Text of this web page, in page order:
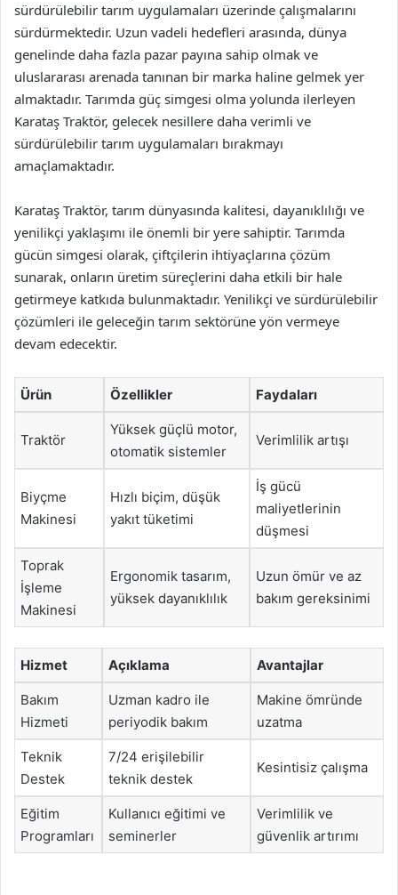
sürdürülebilir tarım uygulamaları üzerinde çalışmalarını
sürdürmektedir. Uzun vadeli hedefleri arasında, dünya
genelinde daha fazla pazar payına sahip olmak ve
uluslararası arenada tanınan bir marka haline gelmek yer
almaktadır. Tarımda güç simgesi olma yolunda ilerleyen
Karataş Traktör, gelecek nesillere daha verimli ve
sürdürülebilir tarım uygulamaları bırakmayı
amaçlamaktadır.
Karataş Traktör, tarım dünyasında kalitesi, dayanıklılığı ve
yenilikçi yaklaşımı ile önemli bir yere sahiptir. Tarımda
gücün simgesi olarak, çiftçilerin ihtiyaçlarına çözüm
sunarak, onların üretim süreçlerini daha etkili bir hale
getirmeye katkıda bulunmaktadır. Yenilikçi ve sürdürülebilir
çözümleri ile geleceğin tarım sektörüne yön vermeye
devam edecektir.
Ürün Özellikler Faydaları
Traktör
Yüksek güçlü motor,
otomatik sistemler
Verimlilik artışı
Biyçme
Makinesi
Hızlı biçim, düşük
yakıt tüketimi
İş gücü
maliyetlerinin
düşmesi
Toprak
İşleme
Makinesi
Ergonomik tasarım,
yüksek dayanıklılık
Uzun ömür ve az
bakım gereksinimi
Hizmet Açıklama Avantajlar
Bakım
Hizmeti
Uzman kadro ile
periyodik bakım
Makine ömründe
uzatma
Teknik
Destek
7/24 erişilebilir
teknik destek
Kesintisiz çalışma
Eğitim
Programları
Kullanıcı eğitimi ve
seminerler
Verimlilik ve
güvenlik artırımı